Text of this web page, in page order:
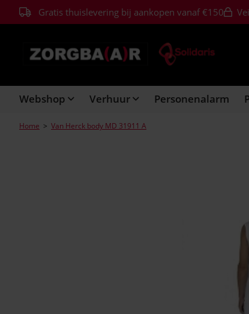
Gratis thuislevering bij aankopen vanaf €150
Webshop Verhuur Personenalarm
Home > Van Herck body MD 31911 A